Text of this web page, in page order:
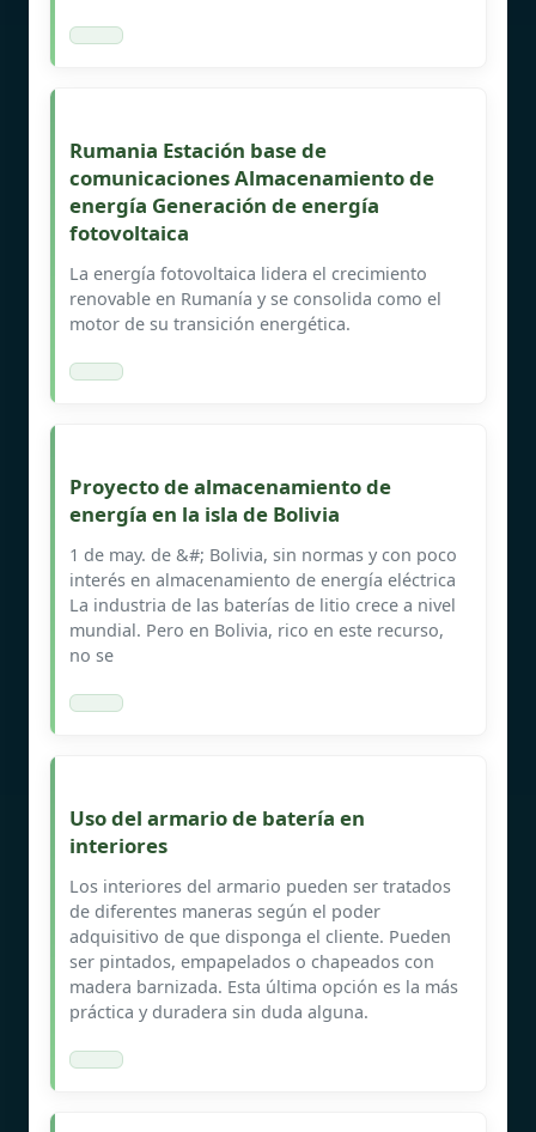
Rumania Estación base de
comunicaciones Almacenamiento de
energía Generación de energía
fotovoltaica
La energía fotovoltaica lidera el crecimiento
renovable en Rumanía y se consolida como el
motor de su transición energética.
Proyecto de almacenamiento de
energía en la isla de Bolivia
1 de may. de &#; Bolivia, sin normas y con poco
interés en almacenamiento de energía eléctrica
La industria de las baterías de litio crece a nivel
mundial. Pero en Bolivia, rico en este recurso,
no se
Uso del armario de batería en
interiores
Los interiores del armario pueden ser tratados
de diferentes maneras según el poder
adquisitivo de que disponga el cliente. Pueden
ser pintados, empapelados o chapeados con
madera barnizada. Esta última opción es la más
práctica y duradera sin duda alguna.